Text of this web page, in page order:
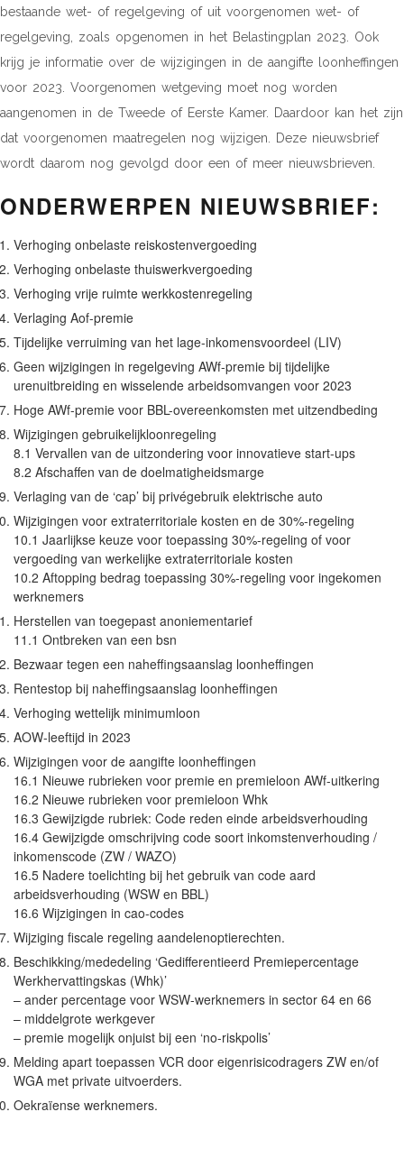
bestaande wet- of regelgeving of uit voorgenomen wet- of
regelgeving, zoals opgenomen in het Belastingplan 2023. Ook
krijg je informatie over de wijzigingen in de aangifte loonheffingen
voor 2023. Voorgenomen wetgeving moet nog worden
aangenomen in de Tweede of Eerste Kamer. Daardoor kan het zijn
dat voorgenomen maatregelen nog wijzigen. Deze nieuwsbrief
wordt daarom nog gevolgd door een of meer nieuwsbrieven.
ONDERWERPEN NIEUWSBRIEF:
Verhoging onbelaste reiskostenvergoeding
Verhoging onbelaste thuiswerkvergoeding
Verhoging vrije ruimte werkkostenregeling
Verlaging Aof-premie
Tijdelijke verruiming van het lage-inkomensvoordeel (LIV)
Geen wijzigingen in regelgeving AWf-premie bij tijdelijke
urenuitbreiding en wisselende arbeidsomvangen voor 2023
Hoge AWf-premie voor BBL-overeenkomsten met uitzendbeding
Wijzigingen gebruikelijkloonregeling
8.1 Vervallen van de uitzondering voor innovatieve start-ups
8.2 Afschaffen van de doelmatigheidsmarge
Verlaging van de ‘cap’ bij privégebruik elektrische auto
Wijzigingen voor extraterritoriale kosten en de 30%-regeling
10.1 Jaarlijkse keuze voor toepassing 30%-regeling of voor
vergoeding van werkelijke extraterritoriale kosten
10.2 Aftopping bedrag toepassing 30%-regeling voor ingekomen
werknemers
Herstellen van toegepast anoniementarief
11.1 Ontbreken van een bsn
Bezwaar tegen een naheffingsaanslag loonheffingen
Rentestop bij naheffingsaanslag loonheffingen
Verhoging wettelijk minimumloon
AOW-leeftijd in 2023
Wijzigingen voor de aangifte loonheffingen
16.1 Nieuwe rubrieken voor premie en premieloon AWf-uitkering
16.2 Nieuwe rubrieken voor premieloon Whk
16.3 Gewijzigde rubriek: Code reden einde arbeidsverhouding
16.4 Gewijzigde omschrijving code soort inkomstenverhouding /
inkomenscode (ZW / WAZO)
16.5 Nadere toelichting bij het gebruik van code aard
arbeidsverhouding (WSW en BBL)
16.6 Wijzigingen in cao-codes
Wijziging fiscale regeling aandelenoptierechten.
Beschikking/mededeling ‘Gedifferentieerd Premiepercentage
Werkhervattingskas (Whk)’
– ander percentage voor WSW-werknemers in sector 64 en 66
– middelgrote werkgever
– premie mogelijk onjuist bij een ‘no-riskpolis’
Melding apart toepassen VCR door eigenrisicodragers ZW en/of
WGA met private uitvoerders.
Oekraïense werknemers.